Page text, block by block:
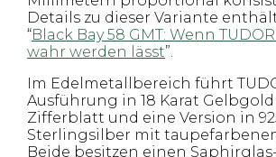
Details zu dieser Variante
“Black Bay 58 GMT: Wenn
wahr werden lässt”.
Im Edelmetallbereich führt
Ausführung in 18 Karat
Zifferblatt und eine Version in
Sterlingsilber mit
Beide besitzen einen